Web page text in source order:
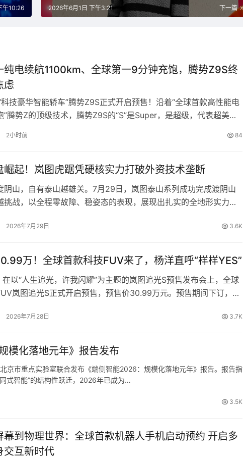
Agent 应用案例。凭借软硬件深度协同、传统计算与AI计算配合的
中的出色表现，昇腾稳步构建核心技术优势，助力 AI4S 技术不断
和付出，会上设置了颁奖环节，为优秀团队颁发了“昇腾AI4S生态
技术创新、技术生态发展中的优异表现。8个优秀贡献团队获得
午10:26 下一篇
2026年6月1日 下午3:21
纯电续航1100km、全球第一9分钟充饱，腾势Z9S终
虑
技豪华智能轿车”腾势Z9S正式开启预售！沿着“全球首款高性能电
”腾势Z的顶级技术，腾势Z9S的“S”是Super，是超级，代表超美颜
航、超强驾控和超级智能，为悦己生活而来。它拥有十大全球…
2小时前 84
崛起！岚图虎踞凭硬核实力打破外资技术垄断
阴山，自有泰山越雄关。7月29日，岚图泰山系列成功完成渡阴山
挑战，以全程零故障、稳姿态的表现，展现出扎实的全地形实力。
2026年7月29日 3.6K
万！全球首款科技FUV来了，杨洋直呼“样样YES”
以“人生追光，许我闪耀”为主题的岚图追光S预售发布会上，全球
岚图追光S正式开启预售，预售价30.99万元。预售期间下订，可
2026年7月28日 3.7K
模化落地元年》报告发布
京市重点实验室联合发布《端侧智能2026：规模化落地元年》报告。报告指
式智能”的结构性跃迁，2026年已成为…
3.5K
幕到物理世界：全球首款机器人手机启动预约 开启多
交互新时代